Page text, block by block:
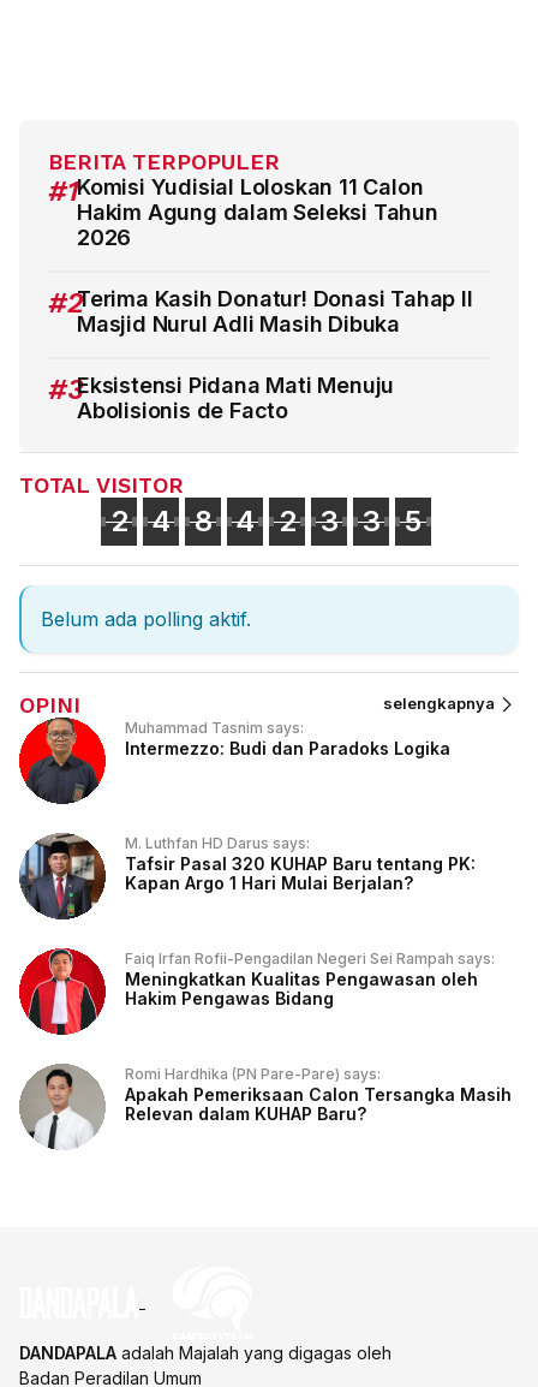
BERITA TERPOPULER
#1Komisi Yudisial Loloskan 11 Calon
Hakim Agung dalam Seleksi Tahun
2026
#2Terima Kasih Donatur! Donasi Tahap II
Masjid Nurul Adli Masih Dibuka
#3Eksistensi Pidana Mati Menuju
Abolisionis de Facto
TOTAL VISITOR
2 4 8 4 2 3 3 5
Belum ada polling aktif.
OPINI selengkapnya
Muhammad Tasnim says:
Intermezzo: Budi dan Paradoks Logika
M. Luthfan HD Darus says:
Tafsir Pasal 320 KUHAP Baru tentang PK:
Kapan Argo 1 Hari Mulai Berjalan?
Faiq Irfan Rofii-Pengadilan Negeri Sei Rampah says:
Meningkatkan Kualitas Pengawasan oleh
Hakim Pengawas Bidang
Romi Hardhika (PN Pare-Pare) says:
Apakah Pemeriksaan Calon Tersangka Masih
Relevan dalam KUHAP Baru?
DANDAPALA adalah Majalah yang digagas oleh
Badan Peradilan Umum